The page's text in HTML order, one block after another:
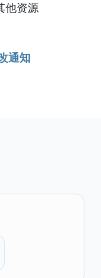
他资源
通知